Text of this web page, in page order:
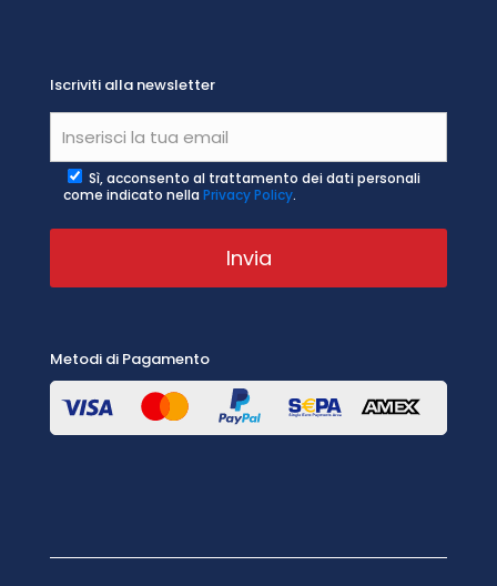
Iscriviti alla newsletter
Sì, acconsento al trattamento dei dati personali
come indicato nella Privacy Policy.
Metodi di Pagamento